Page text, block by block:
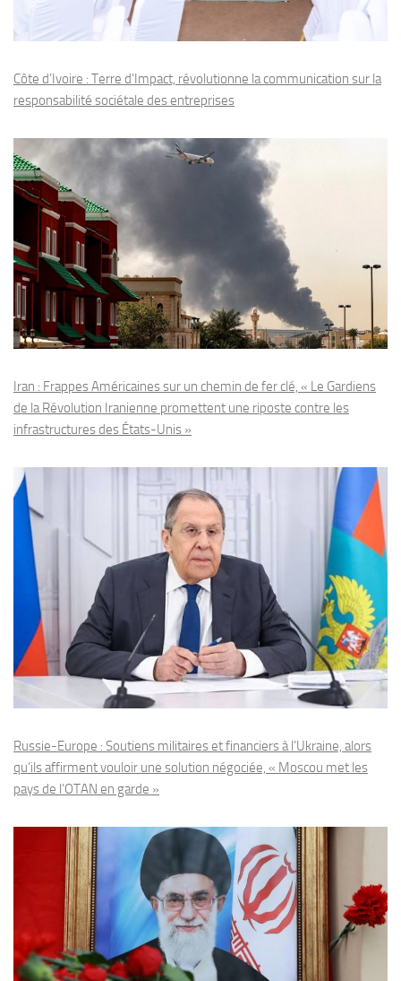
Côte d’Ivoire : Terre d’Impact, révolutionne la communication sur la
responsabilité sociétale des entreprises
Iran : Frappes Américaines sur un chemin de fer clé, « Le Gardiens
de la Révolution Iranienne promettent une riposte contre les
infrastructures des États-Unis »
Russie-Europe : Soutiens militaires et financiers à l’Ukraine, alors
qu’ils affirment vouloir une solution négociée, « Moscou met les
pays de l’OTAN en garde »